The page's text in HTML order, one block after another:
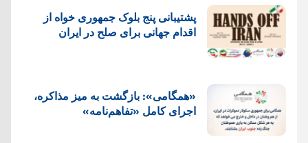
پشتيبانی پنج بلوک جمهوری خواه از
اقدام جهانی برای صلح در ایران
«همگامی»: بازگشت به میز مذاکره،
اجرای کامل «تفاهم‌نامه»